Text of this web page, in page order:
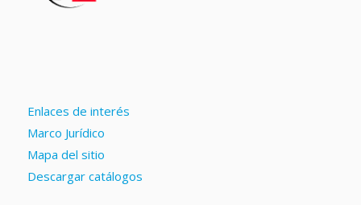
Enlaces de interés
Marco Jurídico
Mapa del sitio
Descargar catálogos